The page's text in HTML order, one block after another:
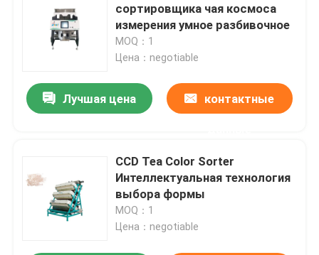
Дом
Продукты
сортировщика чая космоса
измерения умное разбивочное
MOQ：1
Цена：negotiable
Лучшая цена контактные
CCD Tea Color Sorter
Интеллектуальная технология
выбора формы
MOQ：1
Цена：negotiable